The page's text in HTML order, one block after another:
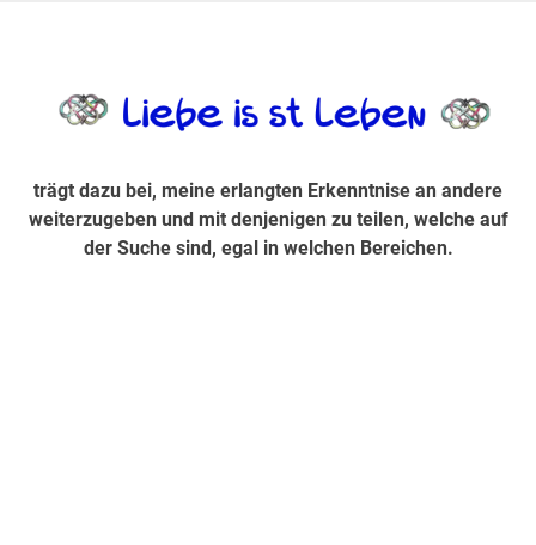
Suche sind, egal in welchen Bereichen.
trägt dazu bei, meine erlangten Erkenntnise an andere
weiterzugeben und mit denjenigen zu teilen, welche auf
der Suche sind, egal in welchen Bereichen.